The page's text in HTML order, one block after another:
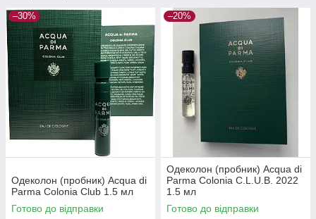
–30%
Одеколон (пробник) Acqua di
Parma Colonia Club 1.5 мл
Готово до відправки
–20%
Одеколон (пробник) Acqua di
Parma Colonia C.L.U.B. 2022
1.5 мл
Готово до відправки